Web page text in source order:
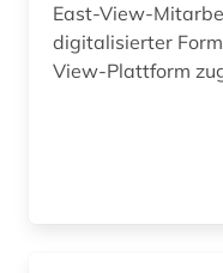
todesanzeige (1)
East-View-
digitalisierter
View-Plattform